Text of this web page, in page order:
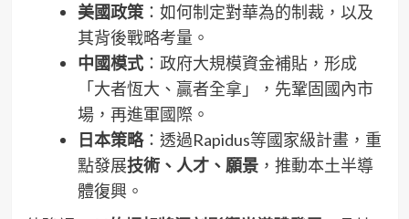
美國政策：如何制定對華為的制裁，以及
其背後戰略考量。
中國模式：政府大規模資金補貼，形成
「大者恆大、贏者全拿」，先鞏固國內市
場，再進軍國際。
日本策略：透過Rapidus等國家級計畫，重
點發展技術、人才、願景，推動本土半導
體復興。